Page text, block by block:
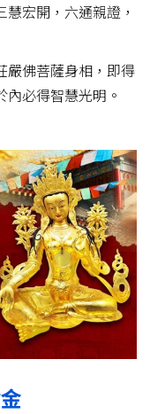
宏開，六通親證，
嚴佛菩薩身相，即得
必得智慧光明。